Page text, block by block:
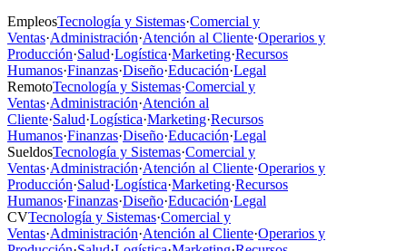
EmpleosTecnología y Sistemas·Comercial y
Ventas·Administración·Atención al Cliente·Operarios y
Producción·Salud·Logística·Marketing·Recursos
Humanos·Finanzas·Diseño·Educación·Legal
RemotoTecnología y Sistemas·Comercial y
Ventas·Administración·Atención al
Cliente·Salud·Logística·Marketing·Recursos
Humanos·Finanzas·Diseño·Educación·Legal
SueldosTecnología y Sistemas·Comercial y
Ventas·Administración·Atención al Cliente·Operarios y
Producción·Salud·Logística·Marketing·Recursos
Humanos·Finanzas·Diseño·Educación·Legal
CVTecnología y Sistemas·Comercial y
Ventas·Administración·Atención al Cliente·Operarios y